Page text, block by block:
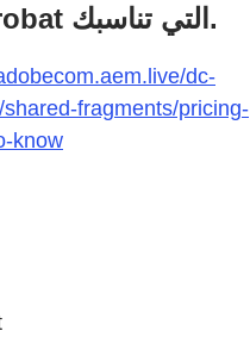
اختر خطة Acrobat التي تناسبك.
dc-
fragments/pricing-
know